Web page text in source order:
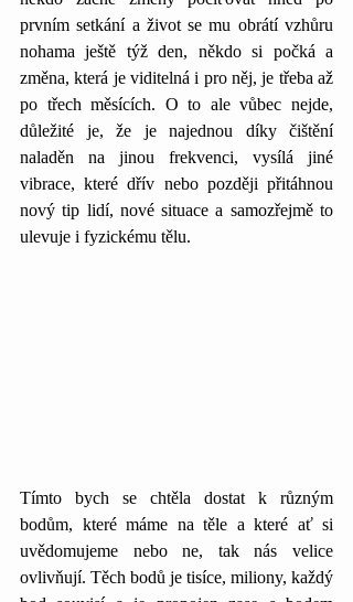
prvním setkání a život se mu obrátí vzhůru
nohama ještě týž den, někdo si počká a
změna, která je viditelná i pro něj, je třeba až
po třech měsících. O to ale vůbec nejde,
důležité je, že je najednou díky čištění
naladěn na jinou frekvenci, vysílá jiné
vibrace, které dřív nebo později přitáhnou
nový tip lidí, nové situace a samozřejmě to
ulevuje i fyzickému tělu.
Tímto bych se chtěla dostat k různým
bodům, které máme na těle a které ať si
uvědomujeme nebo ne, tak nás velice
ovlivňují. Těch bodů je tisíce, miliony, každý